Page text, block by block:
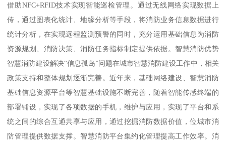
借助NFC+RFID技术实现智能巡检管理。通过无线网络实现数据上
传，通过图表化统计、地缘分析等手段，将消防业务信息数据进行
统计分析，在实现远程监测预警的同时，充分运用基础信息为消防
资源规划、消防决策、消防任务指标制定提供依据。智慧消防优势
智慧消防建设解决“信息孤岛”问题在城市智慧消防建设工作中，相关
政策支持和整体规划逐渐完善。近年来，基础网络建设、智慧消防
基础信息资源平台等智慧基础设施不断完善，随着智能传感终端的
部署铺设，实现了各项数据的手机，维护与应用，实现了平台和系
统之间的综合互通共享与应用，通过挖掘消防数据价值，位城市消
防管理提供数据支撑。智慧消防平台集约化管理提高工作效率。消